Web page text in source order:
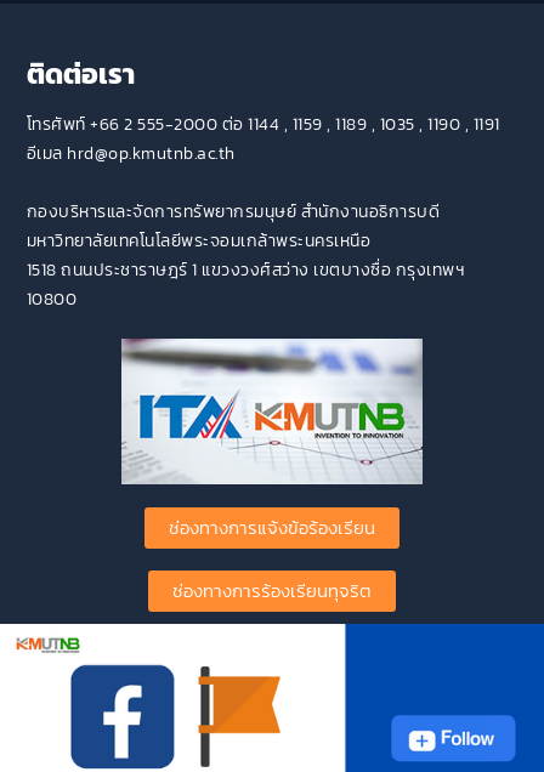
ติดต่อเรา
โทรศัพท์ +66 2 555-2000 ต่อ 1144 , 1159 , 1189 , 1035 , 1190 , 1191
อีเมล hrd@op.kmutnb.ac.th
กองบริหารและจัดการทรัพยากรมนุษย์ สำนักงานอธิการบดี
มหาวิทยาลัยเทคโนโลยีพระจอมเกล้าพระนครเหนือ
1518 ถนนประชาราษฎร์ 1 แขวงวงศ์สว่าง เขตบางซื่อ กรุงเทพฯ
10800
ช่องทางการแจ้งข้อร้องเรียน
ช่องทางการร้องเรียนทุจริต